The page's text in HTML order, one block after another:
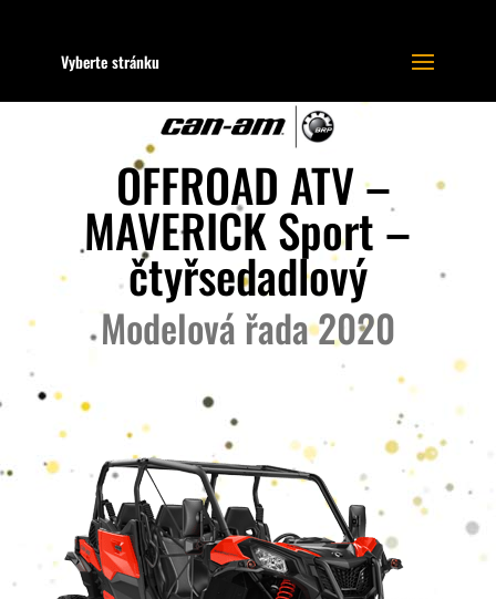
Vyberte stránku
OFFROAD ATV –
MAVERICK Sport –
čtyřsedadlový
Modelová řada 2020